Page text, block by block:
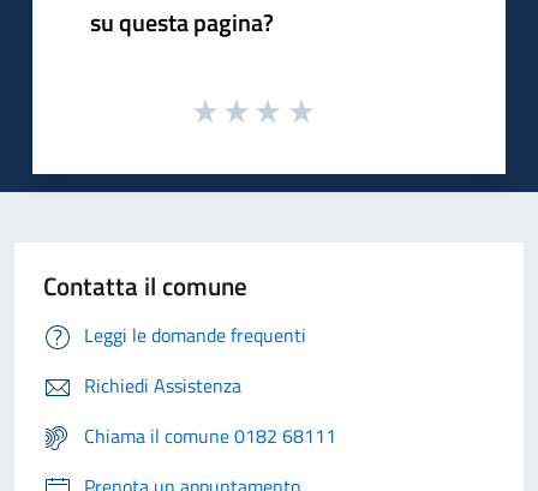
su questa pagina?
Contatta il comune
Leggi le domande frequenti
Richiedi Assistenza
Chiama il comune 0182 68111